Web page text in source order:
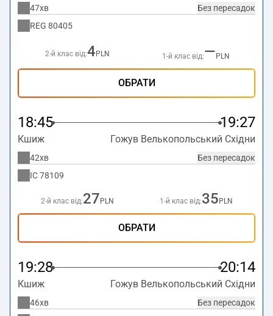
Без пересадок
47хв
REG 80405
2-й клас від:4 PLN 1-й клас від:— PLN
ОБРАТИ
18:45 19:27
Кшиж Гожув Велькопольський Східни
Без пересадок
42хв
IC78109
2-й клас від:27 PLN 1-й клас від:35 PLN
ОБРАТИ
19:28 20:14
Кшиж Гожув Велькопольський Східни
Без пересадок
46хв